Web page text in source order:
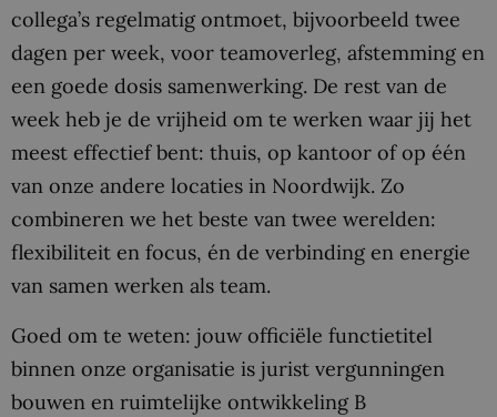
collega’s regelmatig ontmoet, bijvoorbeeld twee
dagen per week, voor teamoverleg, afstemming en
een goede dosis samenwerking. De rest van de
week heb je de vrijheid om te werken waar jij het
meest effectief bent: thuis, op kantoor of op één
van onze andere locaties in Noordwijk. Zo
combineren we het beste van twee werelden:
flexibiliteit en focus, én de verbinding en energie
van samen werken als team.
Goed om te weten: jouw officiële functietitel
binnen onze organisatie is jurist vergunningen
bouwen en ruimtelijke ontwikkeling B